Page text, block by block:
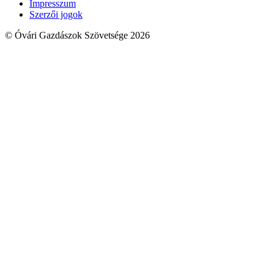
Impresszum
Szerzői jogok
© Óvári Gazdászok Szövetsége 2026